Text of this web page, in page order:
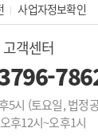
사업자정보확인
고객센터
5시 (토요일, 법정
후12시~오후1시